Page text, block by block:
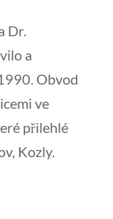
Dr.
a
Obvod
ve
přilehlé
Kozly.